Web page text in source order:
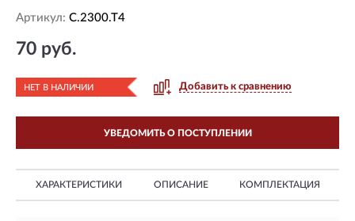
Артикул: C.2300.T4
70 руб.
НЕТ В НАЛИЧИИ Добавить к сравнению
УВЕДОМИТЬ О ПОСТУПЛЕНИИ
ХАРАКТЕРИСТИКИ ОПИСАНИЕ КОМПЛЕКТАЦИЯ